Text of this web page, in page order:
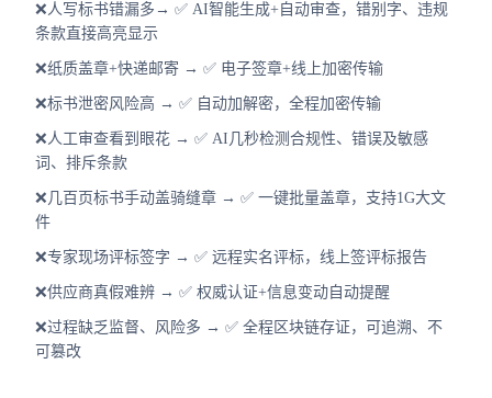
❌人写标书错漏多→ ✅ AI智能生成+自动审查，错别字、违规
条款直接高亮显示
❌纸质盖章+快递邮寄 → ✅ 电子签章+线上加密传输
❌标书泄密风险高 → ✅ 自动加解密，全程加密传输
❌人工审查看到眼花 → ✅ AI几秒检测合规性、错误及敏感
词、排斥条款
❌几百页标书手动盖骑缝章 → ✅ 一键批量盖章，支持1G大文
件
❌专家现场评标签字 → ✅ 远程实名评标，线上签评标报告
❌供应商真假难辨 → ✅ 权威认证+信息变动自动提醒
❌过程缺乏监督、风险多 → ✅ 全程区块链存证，可追溯、不
可篡改